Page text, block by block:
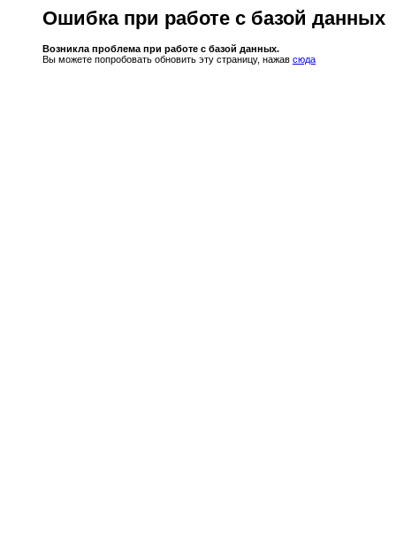
Ошибка при работе с базой данных
Возникла проблема при работе с базой данных.
Вы можете попробовать обновить эту страницу, нажав сюда